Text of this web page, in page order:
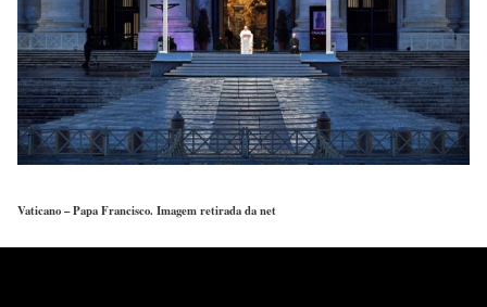
Vaticano – Papa Francisco. Imagem retirada da net